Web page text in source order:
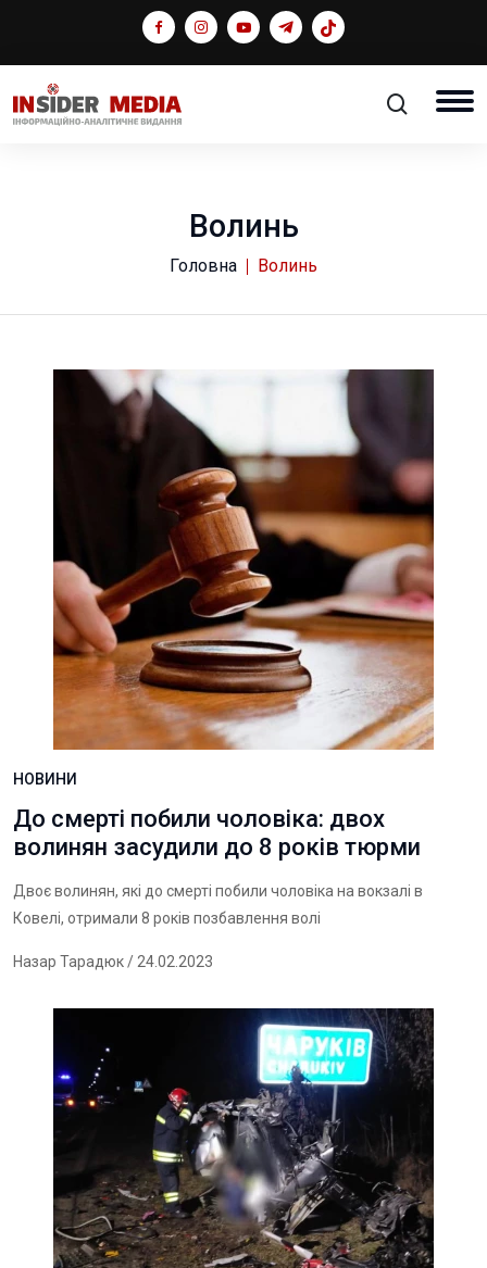
Волинь
Головна Волинь
НОВИНИ
До смерті побили чоловіка: двох
волинян засудили до 8 років тюрми
Двоє волинян, які до смерті побили чоловіка на вокзалі в
Ковелі, отримали 8 років позбавлення волі
Назар Тарадюк/ 24.02.2023